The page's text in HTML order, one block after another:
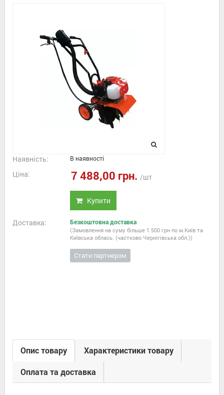
Наявність: В наявності
Ціна: 7 488,00 грн. /шт
Купити
Доставка: Безкоштовна доставка
(Замовлення на суму більше 1 500 грн по м.Київ та
Київська облась. (частково Чернігівська обл.))
Стати партнером
Опис товару Характеристики товару
Оплата та доставка